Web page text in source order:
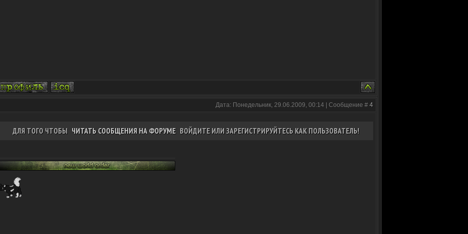
Дата: Понедельник, 29.06.2009, 00:14 | Сообщение # 4
ДЛЯ ТОГО ЧТОБЫ ЧИТАТЬ СООБЩЕНИЯ НА ФОРУМЕ ВОЙДИТЕ ИЛИ ЗАРЕГИСТРИРУЙТЕСЬ КАК ПОЛЬЗОВАТЕЛЬ!